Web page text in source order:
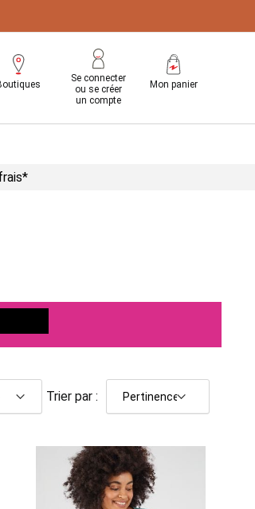
Se connecter
ou se créer
un compte
Mon panier
Trier par :